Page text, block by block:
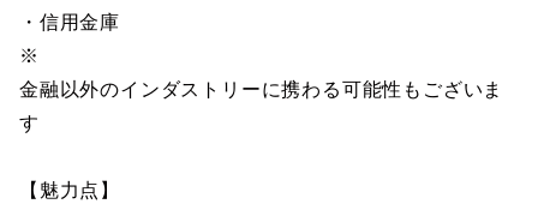
・信用金庫
※
金融以外のインダストリーに携わる可能性もございま
す
【魅力点】